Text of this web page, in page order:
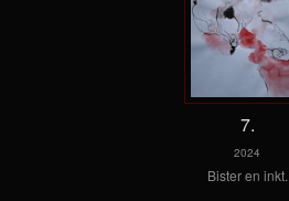
7.
2024
Bister en inkt.